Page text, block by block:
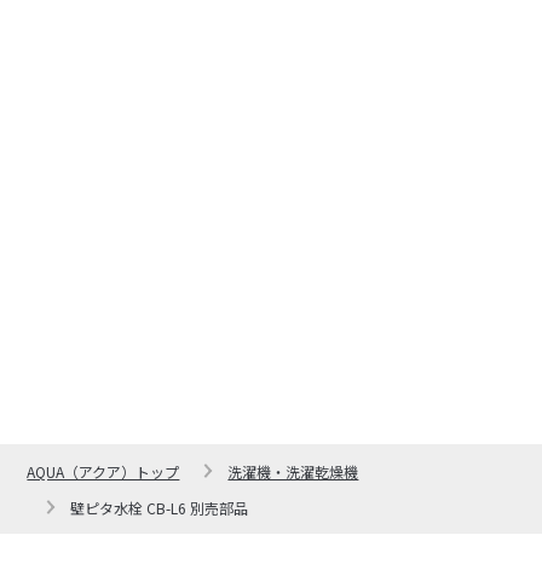
AQUA（アクア）トップ
洗濯機・洗濯乾燥機
壁ピタ水栓 CB-L6 別売部品